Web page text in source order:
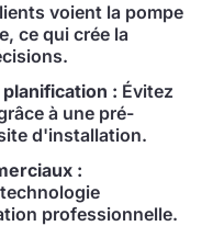
voient la pompe
ce qui crée la
: Évitez
à une pré-
d'installation.
:
professionnelle.